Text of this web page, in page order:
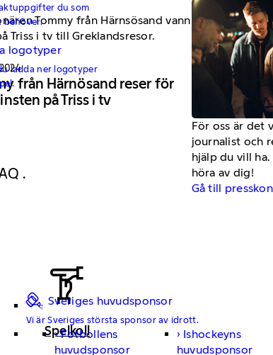
du som
behöver.
logotyper
ladda ner logotyper
För oss är det
journalist och
hjälp du vill
höra av dig!
Gå till
Sveriges huvudsponsor
Vi är Sveriges största sponsor av idrott.
Fotbollens
huvudsponsor
Ishockeyns
huvudsponsor
Sök
Trissvinst
från Härnösand reser för
på Triss i tv
.
Spelkoll